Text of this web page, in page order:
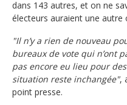
dans 143 autres, et on ne
électeurs auraient une autre
"Il n’y a rien de nouveau
bureaux de vote qui n’ont
pas encore eu lieu pour
situation reste inchangée",
point presse.